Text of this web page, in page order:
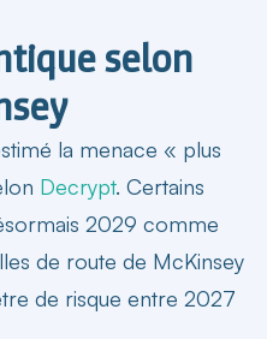
selon
la menace « plus
Decrypt. Certains
2029 comme
de route de McKinsey
de risque entre 2027